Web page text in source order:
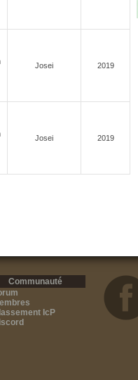
Josei 2019
Josei 2019
Communauté
IcP